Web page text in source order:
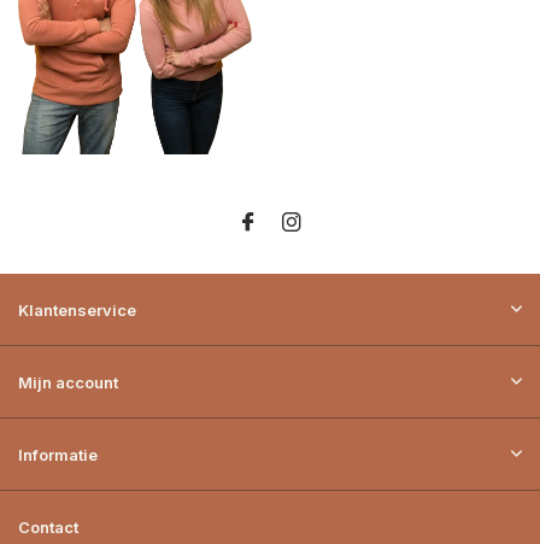
Klantenservice
Mijn account
Informatie
Contact